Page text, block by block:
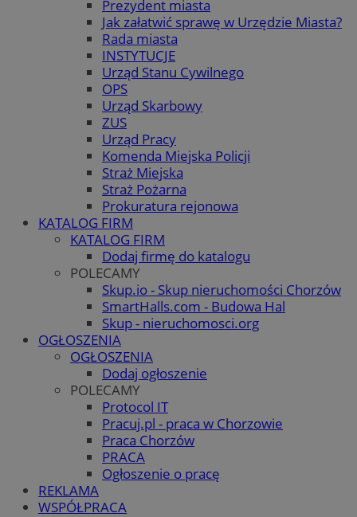
Prezydent miasta
Jak załatwić sprawę w Urzędzie Miasta?
Rada miasta
INSTYTUCJE
Urząd Stanu Cywilnego
OPS
Urząd Skarbowy
ZUS
Urząd Pracy
Komenda Miejska Policji
Straż Miejska
Straż Pożarna
Prokuratura rejonowa
KATALOG FIRM
KATALOG FIRM
Dodaj firmę do katalogu
POLECAMY
Skup.io - Skup nieruchomości Chorzów
SmartHalls.com - Budowa Hal
Skup - nieruchomosci.org
OGŁOSZENIA
OGŁOSZENIA
Dodaj ogłoszenie
POLECAMY
Protocol IT
Pracuj.pl - praca w Chorzowie
Praca Chorzów
PRACA
Ogłoszenie o pracę
REKLAMA
WSPÓŁPRACA